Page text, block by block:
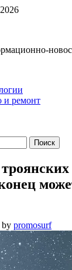
и ремонт
by promosurf